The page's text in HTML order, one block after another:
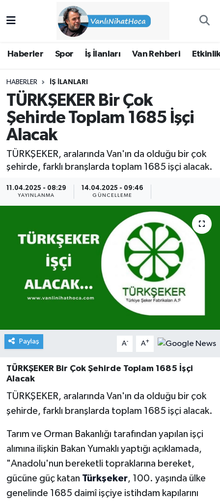
Haberler Spor İş İlanları Van Rehberi
HABERLER İŞ İLANLARI
TÜRKŞEKER Bir Çok
Şehirde Toplam 1685 İşçi
Alacak
TÜRKŞEKER, aralarında Van'ın da olduğu bir çok
şehirde, farklı branşlarda toplam 1685 işçi alacak.
11.04.2025 - 08:29
YAYINLANMA
14.04.2025 - 09:46
GÜNCELLEME
Paylaş A- A+
TÜRKŞEKER Bir Çok Şehirde Toplam 1685 İşçi
Alacak
TÜRKŞEKER, aralarında Van'ın da olduğu bir çok
şehirde, farklı branşlarda toplam 1685 işçi alacak.
Tarım ve Orman Bakanlığı tarafından yapılan işçi
alımına ilişkin Bakan Yumaklı yaptığı açıklamada,
"Anadolu'nun bereketli topraklarına bereket,
gücüne güç katan Türkşeker, 100. yaşında ülke
genelinde 1685 daimî işçiye istihdam kapılarını
İş İlanları
Van Rehberi
Etkinlikler
Köşe Yazıları
Hakkımda
İpekyolu Nöbetçi Eczaneler
İpekyolu Trafik Yoğunluk Haritası
Süper Lig Puan Durumu ve Fikstür
Tüm Manşetler
Son Dakika Haberleri
Haber Arşivi